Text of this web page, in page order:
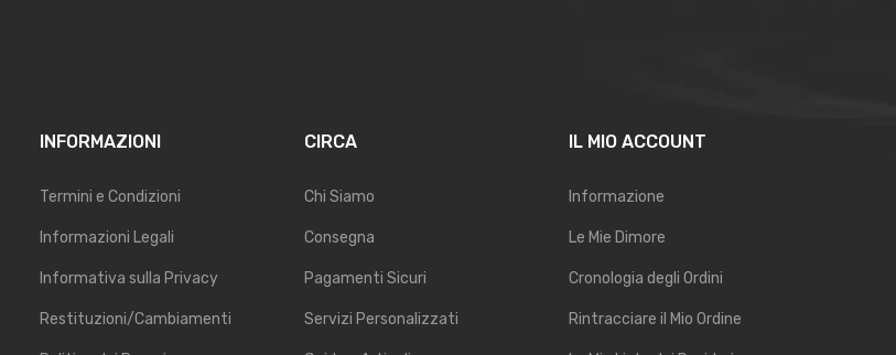
INFORMAZIONI
Termini e Condizioni
Informazioni Legali
Informativa sulla Privacy
Restituzioni/Cambiamenti
CIRCA
Chi Siamo
Consegna
Pagamenti Sicuri
Servizi Personalizzati
IL MIO ACCOUNT
Informazione
Le Mie Dimore
Cronologia degli Ordini
Rintracciare il Mio Ordine